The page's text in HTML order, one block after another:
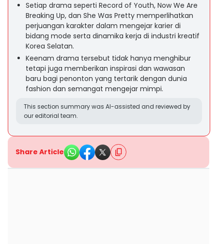
Setiap drama seperti Record of Youth, Now We Are
Breaking Up, dan She Was Pretty memperlihatkan
perjuangan karakter dalam mengejar karier di
bidang mode serta dinamika kerja di industri kreatif
Korea Selatan.
Keenam drama tersebut tidak hanya menghibur
tetapi juga memberikan inspirasi dan wawasan
baru bagi penonton yang tertarik dengan dunia
fashion dan semangat mengejar mimpi.
This section summary was AI-assisted and reviewed by
our editorial team.
Share Article